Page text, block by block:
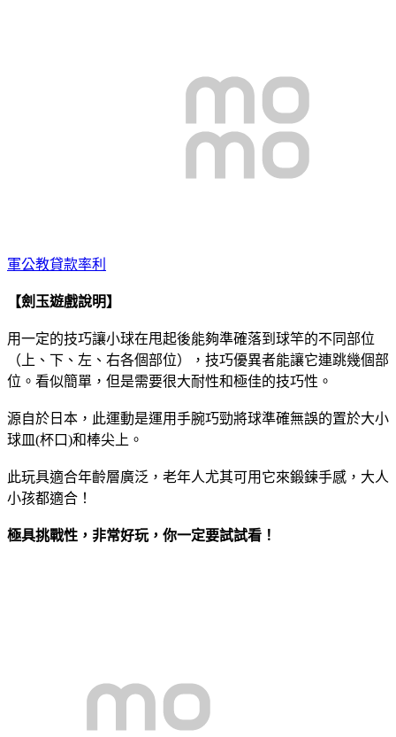
軍公教貸款率利
【劍玉遊戲說明】
用一定的技巧讓小球在甩起後能夠準確落到球竿的不同部位
（上、下、左、右各個部位），技巧優異者能讓它連跳幾個部
位。看似簡單，但是需要很大耐性和極佳的技巧性。
源自於日本，此運動是運用手腕巧勁將球準確無誤的置於大小
球皿(杯口)和棒尖上。
此玩具適合年齡層廣泛，老年人尤其可用它來鍛鍊手感 ，大人
小孩都適合！
極具挑戰性，非常好玩，你一定要試試看！